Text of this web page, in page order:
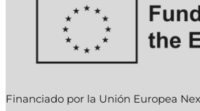
Financiado por la Unión Europea